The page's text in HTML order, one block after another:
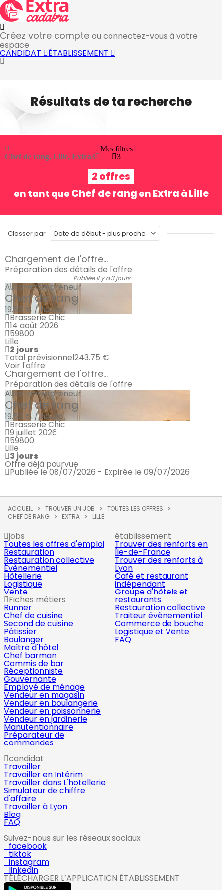
Créez votre compte ou connectez-vous à votre
espace
CANDIDAT ÉTABLISSEMENT
Résultats de ta recherche
Chef de rang, Lille, Extra3
Mes filtres
3
2 offres
en tant que Chef de rang en Extra à Lille
Classer par
Chargement de l'offre...
Préparation des détails de l'offre
Publiée il y a 3 jours
Auto-entrepreneur
Chef de rang
19.50 € / heure
Brasserie Chic
14 août 2026
59800
Lille
2 jours
Total prévisionnel243.75 €
Voir l'offre
Chargement de l'offre...
Préparation des détails de l'offre
Auto-entrepreneur
Chef de rang
19.50 € / heure
Brasserie Chic
9 juillet 2026
59800
Lille
3 jours
Offre déjà pourvue
Publiée le 08/07/2026 - Expirée le 09/07/2026
ACCUEIL TROUVER UN JOB
TOUTES LES OFFRES
CHEF DE RANG
EXTRA LILLE
jobs
Toutes les offres d'emploi
Restauration
Restauration collective
Évènementiel
Hôtellerie
Logistique
Vente
Fiches métiers
Runner
Chef de cuisine
Second de cuisine
Pâtissier
Boulanger
Maître d'hôtel
Chef barman
Commis de bar
Réceptionniste
Gouvernante
Employé de ménage
Vendeur en magasin
Vendeur en boulangerie
Vendeur en poissonnerie
Vendeur en jardinerie
Manutentionnaire
Préparateur de
commandes
établissement
Trouver des renforts en
Île-de-France
Trouver des renforts à
Lyon
Café et restaurant
indépendant
Groupe d'hôtels et
restaurants
Restauration collective
Traiteur évènementiel
Commerce de bouche
Logistique et Vente
FAQ
candidat
Travailler
Travailler en Intérim
Travailler dans L'hotellerie
Simulateur de chiffre
d'affaire
Travailler à Lyon
Blog
FAQ
Suivez-nous sur les réseaux sociaux
facebook
tiktok
instagram
linkedin
TÉLÉCHARGER L’APPLICATION ÉTABLISSEMENT